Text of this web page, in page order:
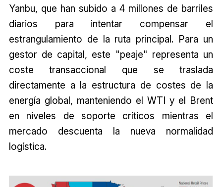
Yanbu, que han subido a 4 millones de barriles
diarios para intentar compensar el
estrangulamiento de la ruta principal. Para un
gestor de capital, este "peaje" representa un
coste transaccional que se traslada
directamente a la estructura de costes de la
energía global, manteniendo el WTI y el Brent
en niveles de soporte críticos mientras el
mercado descuenta la nueva normalidad
logística.